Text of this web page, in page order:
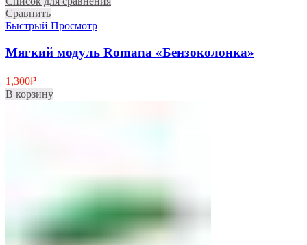
Сравнить
Быстрый Просмотр
Мягкий модуль Romana «Бензоколонка»
1,300₽
В корзину